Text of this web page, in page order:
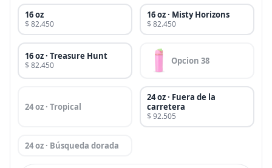
16 oz
$ 82.450
16 oz · Misty Horizons
$ 82.450
16 oz · Treasure Hunt
$ 82.450 Opcion 38
24 oz · Tropical
24 oz · Fuera de la
carretera
$ 92.505
24 oz · Búsqueda dorada